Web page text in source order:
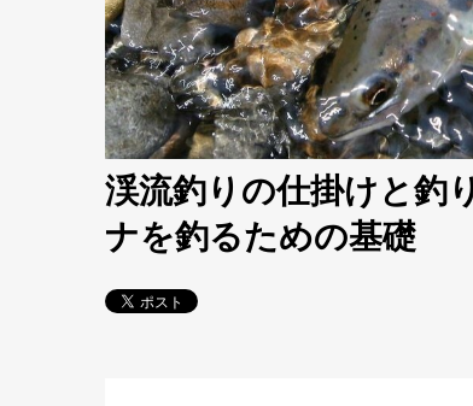
渓流釣りの仕掛けと釣
ナを釣るための基礎